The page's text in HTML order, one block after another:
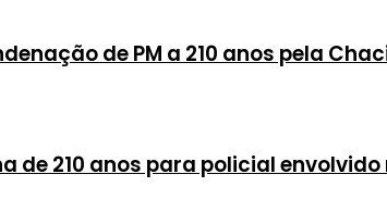
de PM a 210 anos pela
de 210 anos para policial